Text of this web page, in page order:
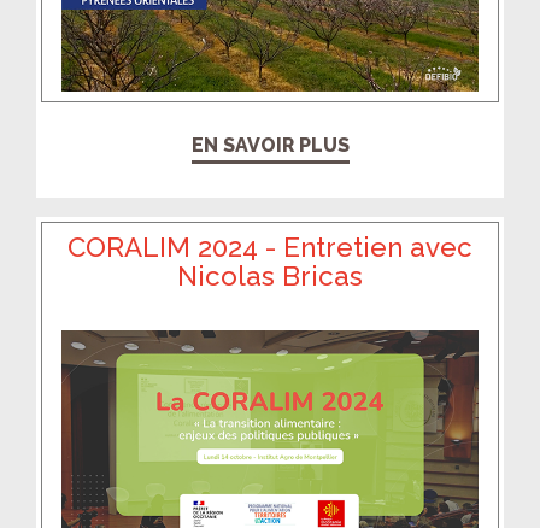
EN SAVOIR PLUS
CORALIM 2024 - Entretien avec
Nicolas Bricas